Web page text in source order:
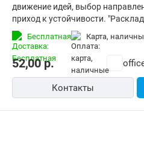
движение идей, выбор
приход к устойчивости.
ясность в делах, определить
принять решения осознанно.
сильные и слабые стороны
находится бизнес и куда
партнерства, команду и
правильный момент для
Бесплатная карта,
52,00р.
Контакты